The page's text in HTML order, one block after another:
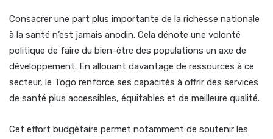
Consacrer une part plus importante de la richesse nationale
à la santé n’est jamais anodin. Cela dénote une volonté
politique de faire du bien-être des populations un axe de
développement. En allouant davantage de ressources à ce
secteur, le Togo renforce ses capacités à offrir des services
de santé plus accessibles, équitables et de meilleure qualité.
Cet effort budgétaire permet notamment de soutenir les